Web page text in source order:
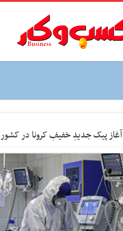
آغاز پیک جدیدِ خفیفِ کرونا در کشور